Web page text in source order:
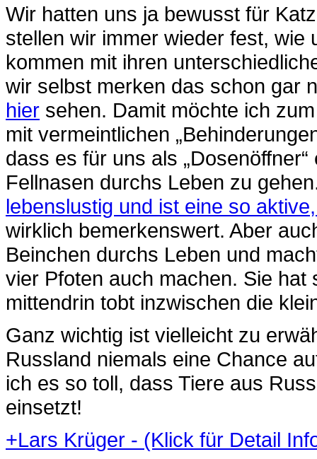
Wir hatten uns ja bewusst für
stellen wir immer wieder fest, wie
kommen mit ihren
wir selbst merken das schon gar
hier sehen. Damit möchte ich
mit vermeintlichen
dass es für uns als
Fellnasen durchs Leben zu
lebenslustig und ist eine so
wirklich bemerkenswert. Aber
Beinchen durchs Leben und
vier Pfoten auch machen. Sie
mittendrin tobt inzwischen die
Ganz wichtig ist vielleicht zu
Russland niemals eine Chance
ich es so toll, dass Tiere aus
einsetzt!
+Lars Krüger - (Klick für Detail